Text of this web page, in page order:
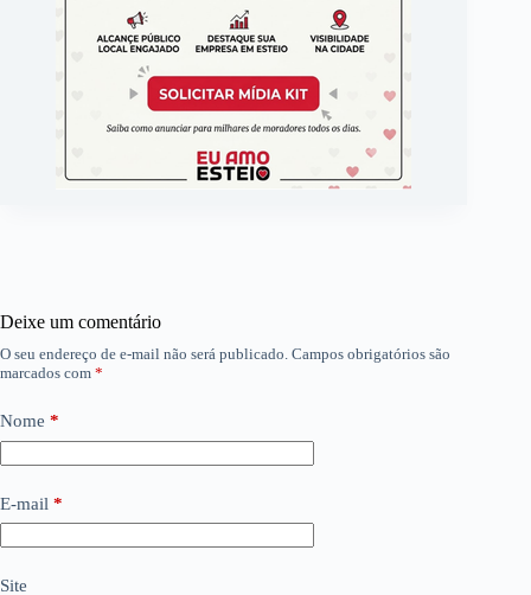
Deixe um comentário
O seu endereço de e-mail não será publicado. Campos obrigatórios são
marcados com *
Nome *
E-mail *
Site